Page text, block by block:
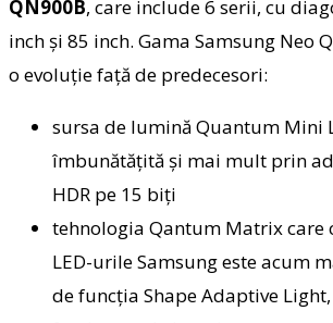
QN900B, care include 6 serii, cu
inch şi 85 inch. Gama Samsung Neo
o evoluţie faţă de predecesori:
sursa de lumină Quantum Mini
îmbunătăţită şi mai mult prin
HDR pe 15 biţi
tehnologia Qantum Matrix care
LED-urile Samsung este acum
de funcţia Shape Adaptive